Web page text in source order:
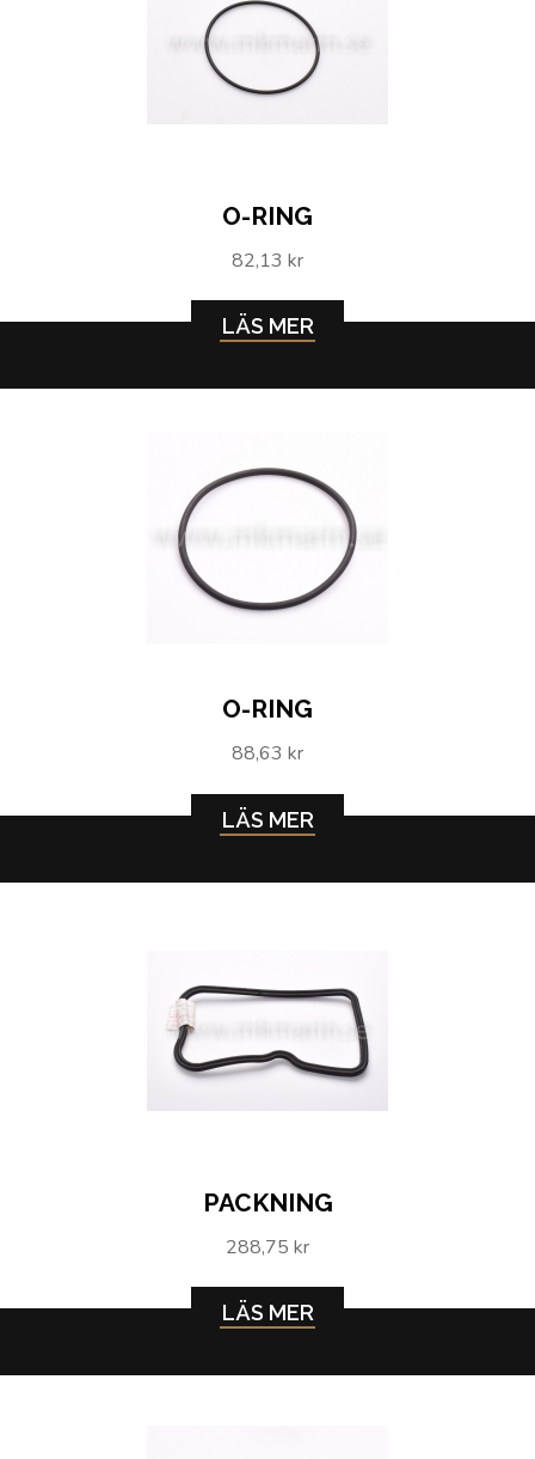
O-RING
82,13 kr
LÄS MER
O-RING
88,63 kr
LÄS MER
PACKNING
288,75 kr
LÄS MER